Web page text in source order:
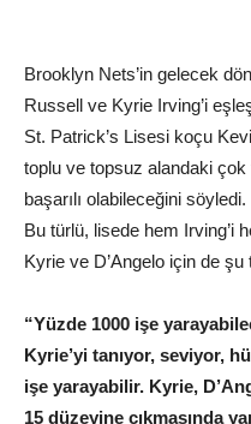
Brooklyn Nets’in gelecek
Russell ve Kyrie Irving’i
St. Patrick’s Lisesi koçu
toplu ve topsuz alandaki çok
başarılı olabileceğini söyledi.
Bu türlü, lisede hem Irving’i
Kyrie ve D’Angelo için de şu
“Yüzde 1000 işe
Kyrie’yi tanıyor, seviyor,
işe yarayabilir. Kyrie,
15 düzeyine çıkmasında